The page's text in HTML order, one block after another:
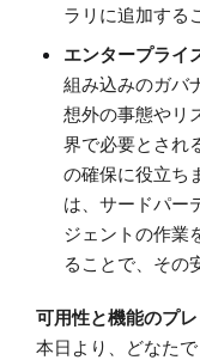
ラリに追加する
エンタープライ
組み込みのガバ
想外の事態やリ
界で必要とされ
の確保に役立ち
は、サードパー
ジェントの作業
ることで、その
可用性と機能のプ
本日より、どなたで